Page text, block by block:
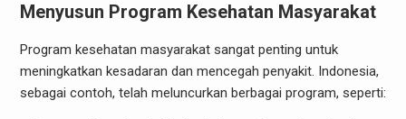
Menyusun Program Kesehatan Masyarakat
Program kesehatan masyarakat sangat penting untuk
meningkatkan kesadaran dan mencegah penyakit. Indonesia,
sebagai contoh, telah meluncurkan berbagai program, seperti: